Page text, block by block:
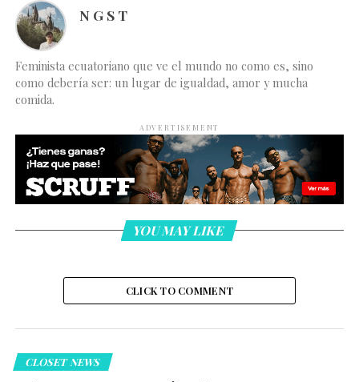
N G S T
Feminista ecuatoriano que ve el mundo no como es, sino
como debería ser: un lugar de igualdad, amor y mucha
comida.
ADVERTISEMENT
YOU MAY LIKE
CLICK TO COMMENT
CLOSET NEWS